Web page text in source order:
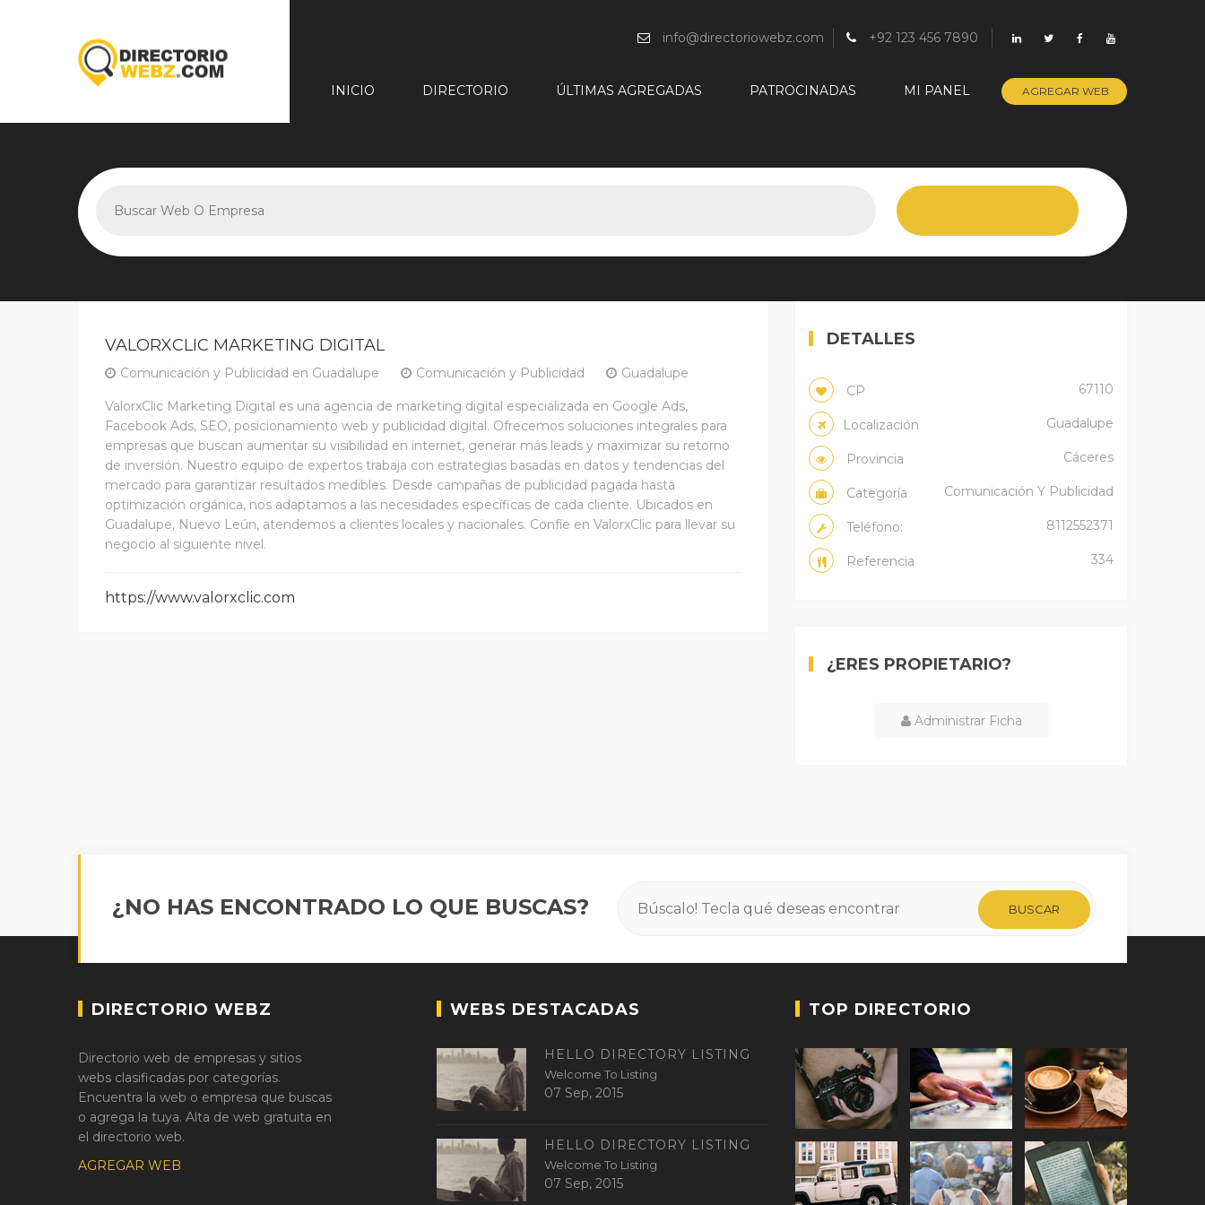
info@directoriowebz.com +92 123 456 7890
INICIO DIRECTORIO ÚLTIMAS AGREGADAS PATROCINADAS MI PANEL AGREGAR WEB
VALORXCLIC MARKETING DIGITAL
Comunicación y Publicidad en Guadalupe Comunicación y Publicidad Guadalupe
ValorxClic Marketing Digital es una agencia de marketing digital especializada en Google Ads,
Facebook Ads, SEO, posicionamiento web y publicidad digital. Ofrecemos soluciones integrales para
empresas que buscan aumentar su visibilidad en internet, generar más leads y maximizar su retorno
de inversión. Nuestro equipo de expertos trabaja con estrategias basadas en datos y tendencias del
mercado para garantizar resultados medibles. Desde campañas de publicidad pagada hasta
optimización orgánica, nos adaptamos a las necesidades específicas de cada cliente. Ubicados en
Guadalupe, Nuevo Leún, atendemos a clientes locales y nacionales. Confíe en ValorxClic para llevar su
negocio al siguiente nivel.
https://www.valorxclic.com
DETALLES
CP 67110
Localización Guadalupe
Provincia Cáceres
Categoría Comunicación Y Publicidad
Teléfono: 8112552371
Referencia 334
¿ERES PROPIETARIO?
Administrar Ficha
¿NO HAS ENCONTRADO LO QUE BUSCAS?
DIRECTORIO WEBZ
Directorio web de empresas y sitios
webs clasificadas por categorías.
Encuentra la web o empresa que buscas
o agrega la tuya. Alta de web gratuita en
el directorio web.
AGREGAR WEB
WEBS DESTACADAS
HELLO DIRECTORY LISTING
Welcome To Listing
07 Sep, 2015
HELLO DIRECTORY LISTING
Welcome To Listing
07 Sep, 2015
TOP DIRECTORIO